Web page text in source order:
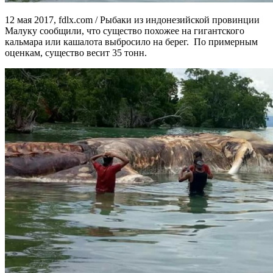
12 мая 2017, fdlx.com / Рыбаки из индонезийской провинции
Малуку сообщили, что существо похожее на гигантского
кальмара или кашалота выбросило на берег. По примерным
оценкам, существо весит 35 тонн.